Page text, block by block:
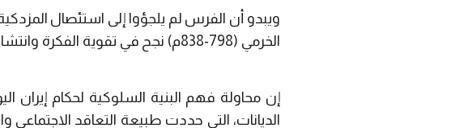
ويبدو أن الفرس لم يلجؤوا إلى استئصال
الخرمي (798-838م) نجح في تقوية
إن محاولة فهم البنية السلوكية لحكام إيران
الديانات، التي حددت طبيعة التعاقد